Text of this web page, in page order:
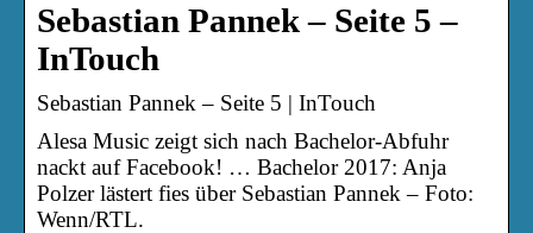
Sebastian Pannek – Seite 5 –
InTouch
Sebastian Pannek – Seite 5 | InTouch
Alesa Music zeigt sich nach Bachelor-Abfuhr
nackt auf Facebook! … Bachelor 2017: Anja
Polzer lästert fies über Sebastian Pannek – Foto:
Wenn/RTL.